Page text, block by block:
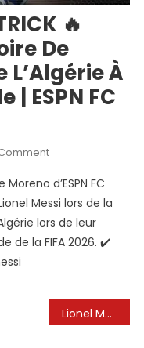
🔥
De
L’Algérie À
| ESPN FC
On
MESSI
HAT
TRICK
🔥
La
Victoire
d’ESPN FC
Messi lors de la
lors de leur
de la FIFA 2026. ✔️
Lionel Messi inscrit un triplé contre l’Algérie. #FIFAWorldCup #FIFAWorldCupOnYT